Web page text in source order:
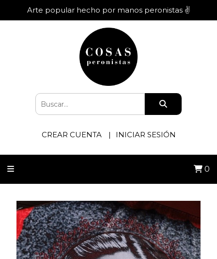
Arte popular hecho por manos peronistas ✌️
CREAR CUENTA INICIAR SESIÓN
0